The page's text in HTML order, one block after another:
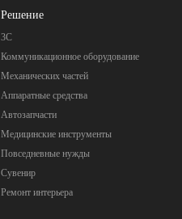
Pешение
3C
Коммуникационное оборудование
Механических частей
Aппаратные средства
Автозапчасти
Mедицинские инструменты
Повседневные нужды
Cувенир
Pемонт интерьера